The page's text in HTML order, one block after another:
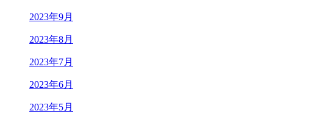
2023年9月
2023年8月
2023年7月
2023年6月
2023年5月